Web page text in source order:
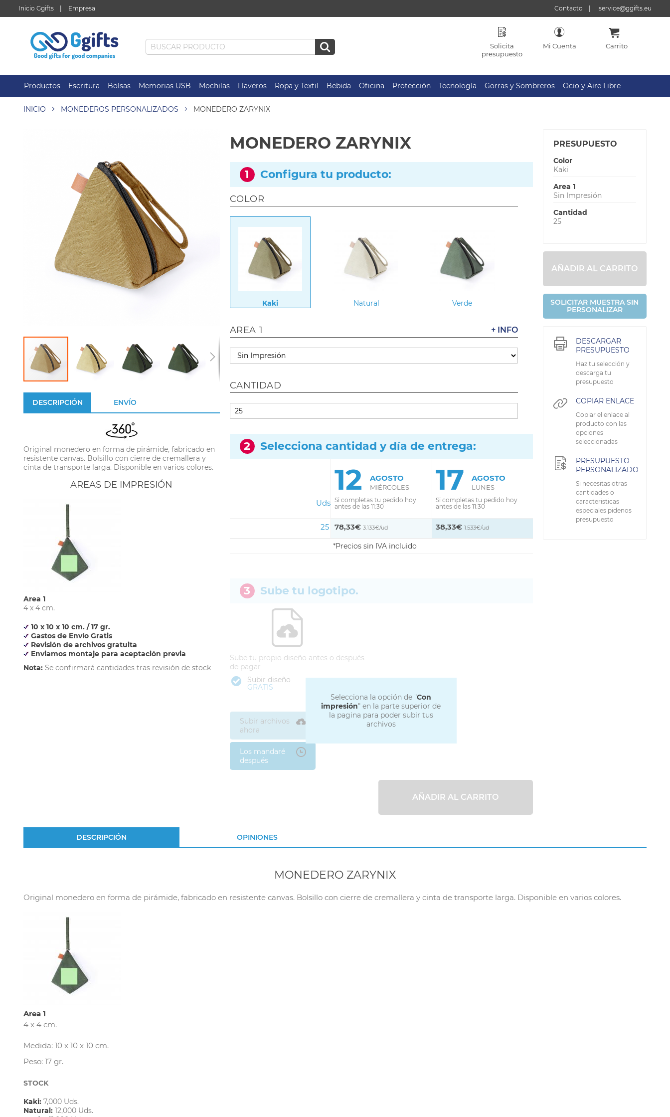
Inicio Ggifts Empresa Contacto service@ggifts.eu
Solicita
presupuesto
Mi Cuenta Carrito
Productos Escritura Bolsas Memorias USB Mochilas Llaveros Ropa y Textil Bebida Oficina Protección Tecnología Gorras y Sombreros Ocio y Aire Libre
INICIO MONEDEROS PERSONALIZADOS MONEDERO ZARYNIX
DESCRIPCIÓN
Original monedero en forma de pirámide, fabricado en
resistente canvas. Bolsillo con cierre de cremallera y
cinta de transporte larga. Disponible en varios colores.
AREAS DE IMPRESIÓN
Area 1
4 x 4 cm.
10 x 10 x 10 cm. / 17 gr.
Gastos de Envío Gratis
Revisión de archivos gratuita
Enviamos montaje para aceptación previa
Nota: Se confirmará cantidades tras revisión de stock
ENVÍO
MONEDERO ZARYNIX
1 Configura tu producto:
COLOR
Kaki Natural Verde
+ INFO
AREA 1
CANTIDAD
2 Selecciona cantidad y día de entrega:
Uds
12 AGOSTO
MIÉRCOLES
Si completas tu pedido hoy
antes de las 11:30
17 AGOSTO
LUNES
Si completas tu pedido hoy
antes de las 11:30
25 78,33€ 3.133€/ud 38,33€ 1.533€/ud
Precios sin IVA incluido
Selecciona la opción de "Con
impresión" en la parte superior de
la pagina para poder subir tus
archivos
3 Sube tu logotipo.
Sube tu propio diseño antes o después
de pagar
Subir diseño
GRATIS
Subir archivos
ahora
Los mandaré
después
AÑADIR AL CARRITO
PRESUPUESTO
Color
Kaki
Area 1
Sin Impresión
Cantidad
25
AÑADIR AL CARRITO
SOLICITAR MUESTRA SIN
PERSONALIZAR
DESCARGAR
PRESUPUESTO
Haz tu selección y
descarga tu
presupuesto
COPIAR ENLACE
Copiar el enlace al
producto con las
opciones
seleccionadas
PRESUPUESTO
PERSONALIZADO
Si necesitas otras
cantidades o
caracteristicas
especiales pidenos
presupuesto
DESCRIPCIÓN
MONEDERO ZARYNIX
Original monedero en forma de pirámide, fabricado en resistente canvas. Bolsillo con cierre de cremallera y cinta de transporte larga. Disponible en varios colores.
Area 1
4 x 4 cm.
Medida: 10 x 10 x 10 cm.
Peso: 17 gr.
OPINIONES
STOCK
Kaki: 7,000 Uds.
Natural: 12,000 Uds.